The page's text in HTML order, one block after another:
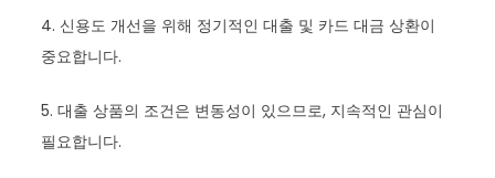
4. 신용도 개선을 위해 정기적인 대출 및 카드 대금 상환이
중요합니다.
5. 대출 상품의 조건은 변동성이 있으므로, 지속적인 관심이
필요합니다.